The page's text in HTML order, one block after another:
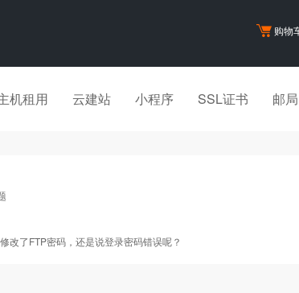
购物
机租用 云建站 小程序 SSL证书 邮局
改了FTP密码，还是说登录密码错误呢？